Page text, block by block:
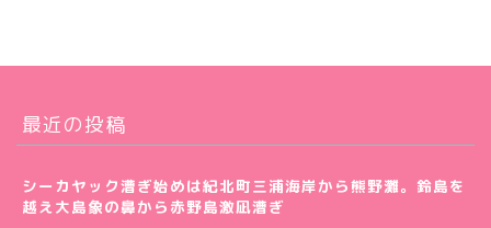
最近の投稿
シーカヤック漕ぎ始めは紀北町三浦海岸から熊野灘。鈴島を
越え大島象の鼻から赤野島激凪漕ぎ